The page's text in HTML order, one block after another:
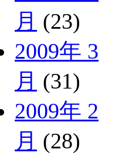
月 (23)
2009年 3
月 (31)
2009年 2
月 (28)